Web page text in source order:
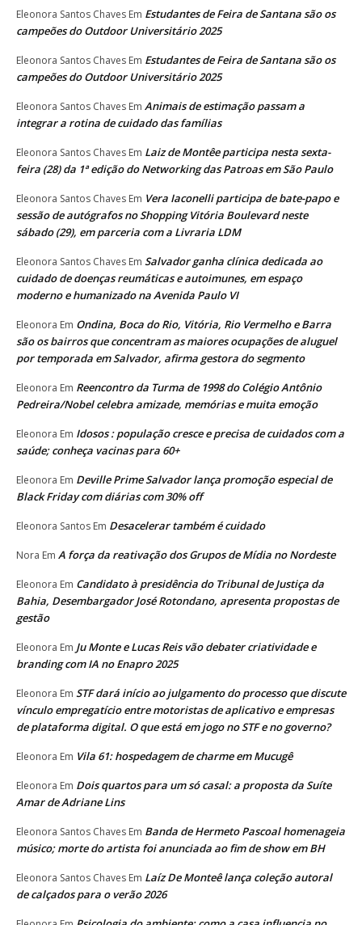
Eleonora Santos Chaves Em Estudantes de Feira de Santana são os
campeões do Outdoor Universitário 2025
Eleonora Santos Chaves Em Estudantes de Feira de Santana são os
campeões do Outdoor Universitário 2025
Eleonora Santos Chaves Em Animais de estimação passam a
integrar a rotina de cuidado das famílias
Eleonora Santos Chaves Em Laiz de Montêe participa nesta sexta-
feira (28) da 1ª edição do Networking das Patroas em São Paulo
Eleonora Santos Chaves Em Vera Iaconelli participa de bate-papo e
sessão de autógrafos no Shopping Vitória Boulevard neste
sábado (29), em parceria com a Livraria LDM
Eleonora Santos Chaves Em Salvador ganha clínica dedicada ao
cuidado de doenças reumáticas e autoimunes, em espaço
moderno e humanizado na Avenida Paulo VI
Eleonora Em Ondina, Boca do Rio, Vitória, Rio Vermelho e Barra
são os bairros que concentram as maiores ocupações de aluguel
por temporada em Salvador, afirma gestora do segmento
Eleonora Em Reencontro da Turma de 1998 do Colégio Antônio
Pedreira/Nobel celebra amizade, memórias e muita emoção
Eleonora Em Idosos : população cresce e precisa de cuidados com a
saúde; conheça vacinas para 60+
Eleonora Em Deville Prime Salvador lança promoção especial de
Black Friday com diárias com 30% off
Eleonora Santos Em Desacelerar também é cuidado
Nora Em A força da reativação dos Grupos de Mídia no Nordeste
Eleonora Em Candidato à presidência do Tribunal de Justiça da
Bahia, Desembargador José Rotondano, apresenta propostas de
gestão
Eleonora Em Ju Monte e Lucas Reis vão debater criatividade e
branding com IA no Enapro 2025
Eleonora Em STF dará início ao julgamento do processo que discute
vínculo empregatício entre motoristas de aplicativo e empresas
de plataforma digital. O que está em jogo no STF e no governo?
Eleonora Em Vila 61: hospedagem de charme em Mucugê
Eleonora Em Dois quartos para um só casal: a proposta da Suíte
Amar de Adriane Lins
Eleonora Santos Chaves Em Banda de Hermeto Pascoal homenageia
músico; morte do artista foi anunciada ao fim de show em BH
Eleonora Santos Chaves Em Laíz De Monteê lança coleção autoral
de calçados para o verão 2026